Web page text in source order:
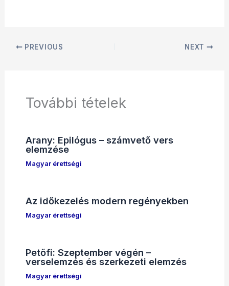
PREVIOUS NEXT
További tételek
Arany: Epilógus – számvető vers
elemzése
Magyar érettségi
Az időkezelés modern regényekben
Magyar érettségi
Petőfi: Szeptember végén –
verselemzés és szerkezeti elemzés
Magyar érettségi